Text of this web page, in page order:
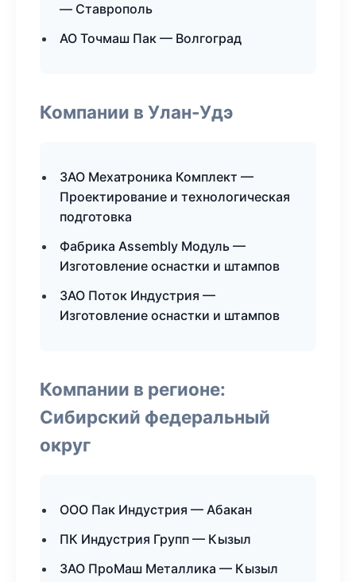
— Ставрополь
АО Точмаш Пак — Волгоград
Компании в Улан-Удэ
ЗАО Мехатроника Комплект —
Проектирование и технологическая
подготовка
Фабрика Assembly Модуль —
Изготовление оснастки и штампов
ЗАО Поток Индустрия —
Изготовление оснастки и штампов
Компании в регионе:
Сибирский федеральный
округ
ООО Пак Индустрия — Абакан
ПК Индустрия Групп — Кызыл
ЗАО ПроМаш Металлика — Кызыл